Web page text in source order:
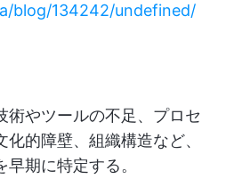
blog/134242/undefined/
術やツールの不足、プロセ
化的障壁、組織構造など、
期に特定する。